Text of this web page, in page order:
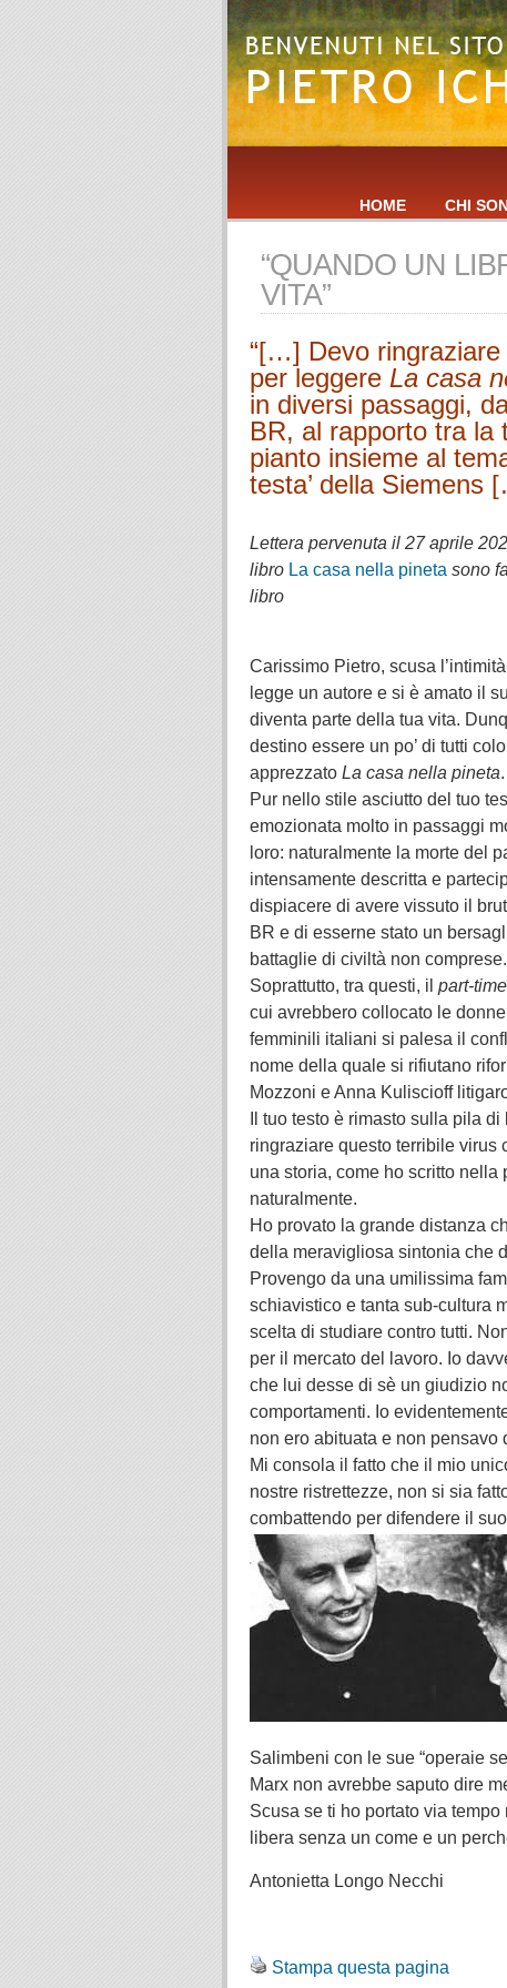
HOME CHI
“QUANDO UN
VITA”
“[…] Devo
per leggere La casa
in diversi passaggi,
BR, al rapporto tra
pianto insieme al
testa’ della Siemens
Lettera pervenuta il 27 aprile
libro La casa nella pineta sono
libro
Carissimo Pietro, scusa
legge un autore e si è amato il
diventa parte della tua vita.
destino essere un po’ di tutti
apprezzato La casa nella pineta.
Pur nello stile asciutto del tuo
emozionata molto in passaggi
loro: naturalmente la morte del
intensamente descritta e
dispiacere di avere vissuto il
BR e di esserne stato un
battaglie di civiltà non comprese.
Soprattutto, tra questi, il part-time
cui avrebbero collocato le
femminili italiani si palesa il
nome della quale si rifiutano
Mozzoni e Anna Kuliscioff
Il tuo testo è rimasto sulla pila
ringraziare questo terribile virus
una storia, come ho scritto nella
naturalmente.
Ho provato la grande distanza
della meravigliosa sintonia che
Provengo da una umilissima
schiavistico e tanta sub-cultura
scelta di studiare contro tutti.
per il mercato del lavoro. Io
che lui desse di sè un giudizio
comportamenti. Io
non ero abituata e non pensavo
Mi consola il fatto che il mio
nostre ristrettezze, non si sia
combattendo per difendere il
Salimbeni con le sue “operaie
Marx non avrebbe saputo dire
Scusa se ti ho portato via
libera senza un come e un
Antonietta Longo Necchi
Stampa questa pagina